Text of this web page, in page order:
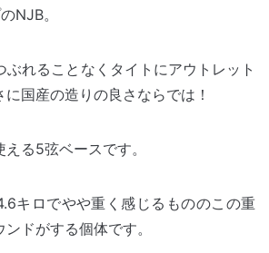
NJB。
れることなくタイトにアウトレット
国産の造りの良さならでは！
る5弦ベースです。
キロでやや重く感じるもののこの重
ドがする個体です。